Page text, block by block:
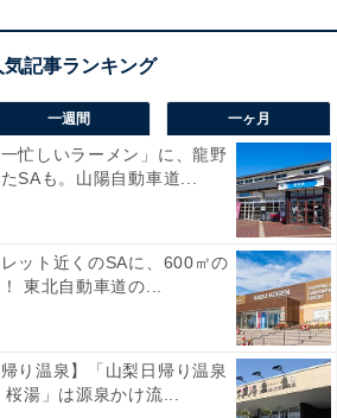
が発生しがち」
がやりたくないことをやらせるの
ことです。何度も連絡を入れた
ェック」をしたり、やたらと労力
みださず、誰も得をしません。
友達ができたという人も、特に役
れません。でもその一方で、強制
一週間 一ヶ月
忙しいラーメン」に、龍野
SAも。山陽自動車道...
レット近くのSAに、600㎡の
東北自動車道の...
り温泉】「山梨日帰り温泉
湯」は源泉かけ流...